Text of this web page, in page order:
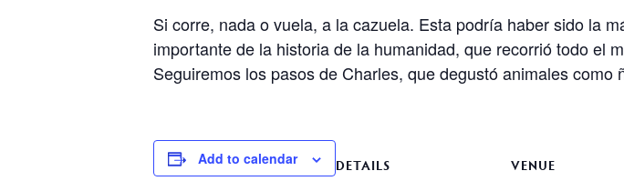
Si corre, nada o vuela, a la cazuela. Esta podría haber sido la
importante de la historia de la humanidad, que recorrió todo el
Seguiremos los pasos de Charles, que degustó animales como
Add to calendar DETAILS VENUE